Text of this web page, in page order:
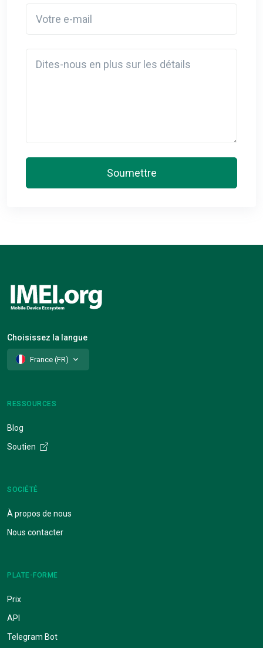
Soumettre
Choisissez la langue
France (FR)
RESSOURCES
Blog
Soutien
SOCIÉTÉ
À propos de nous
Nous contacter
PLATE-FORME
Prix
API
Telegram Bot